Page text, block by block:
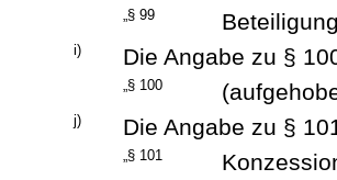
„§ 99
i) Die Angabe zu §
„§ 100
j) Die Angabe zu §
„§ 101